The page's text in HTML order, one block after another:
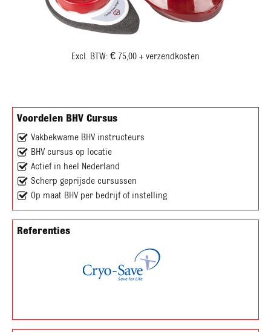
Excl. BTW: € 75,00 + verzendkosten
Voordelen BHV Cursus
Vakbekwame BHV instructeurs
BHV cursus op locatie
Actief in heel Nederland
Scherp geprijsde cursussen
Op maat BHV per bedrijf of instelling
Referenties